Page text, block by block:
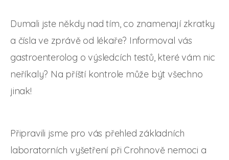
Dumali jste někdy nad tím, co znamenají zkratky
a čísla ve zprávě od lékaře? Informoval vás
gastroenterolog o výsledcích testů, které vám nic
neříkaly? Na příští kontrole může být všechno
jinak!
Připravili jsme pro vás přehled základních
laboratorních vyšetření při Crohnově nemoci a